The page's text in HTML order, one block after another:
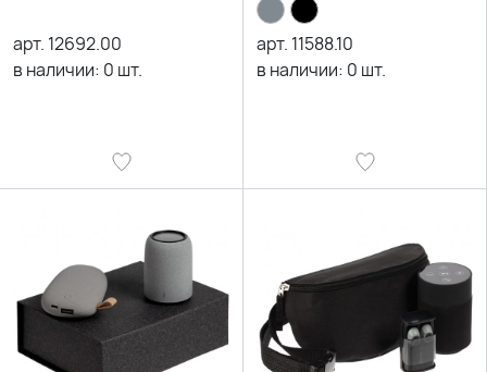
арт. 12692.00
в наличии: 0 шт.
арт. 11588.10
в наличии: 0 шт.